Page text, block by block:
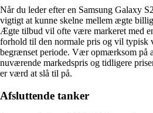
Når du leder efter en Samsung Galaxy
vigtigt at kunne skelne mellem ægte
Ægte tilbud vil ofte være markeret med
forhold til den normale pris og vil typisk
begrænset periode. Vær opmærksom på
nuværende markedspris og tidligere
er værd at slå til på.
Afsluttende tanker